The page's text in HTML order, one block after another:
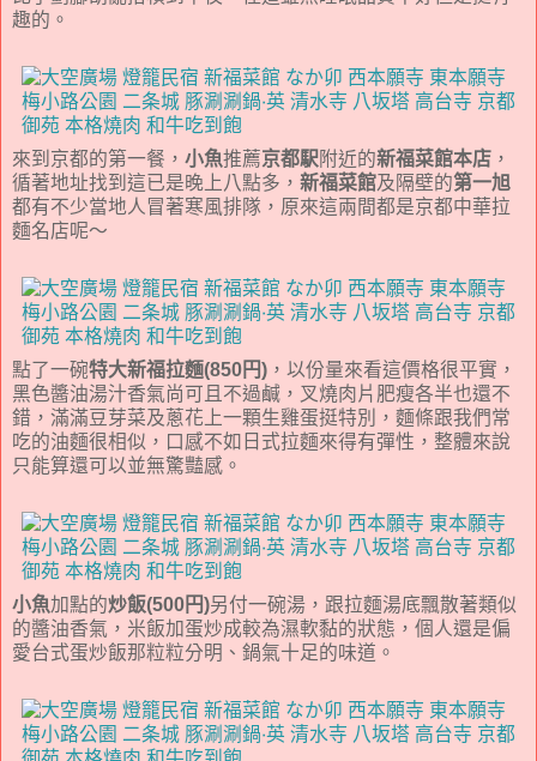
趣的。
來到京都的第一餐， 小魚推薦京都駅附近的新福菜館本店 ，
循著地址找到這已是晚上八點多， 新福菜館及隔壁的第一旭
都有不少當地人冒著寒風排隊，原來這兩間都是京都中華拉
麵名店呢～
點了一碗特大新福拉麵(850円) ，以份量來看這價格很平實，
黑色醬油湯汁香氣尚可且不過鹹，叉燒肉片肥瘦各半也還不
錯，滿滿豆芽菜及蔥花上一顆生雞蛋挺特別，麵條跟我們常
吃的油麵很相似，口感不如日式拉麵來得有彈性，整體來說
只能算還可以並無驚豔感。
小魚加點的炒飯(500円)另付一碗湯，跟拉麵湯底飄散著類似
的醬油香氣，米飯加蛋炒成較為濕軟黏的狀態，個人還是偏
愛台式蛋炒飯那粒粒分明、鍋氣十足的味道。